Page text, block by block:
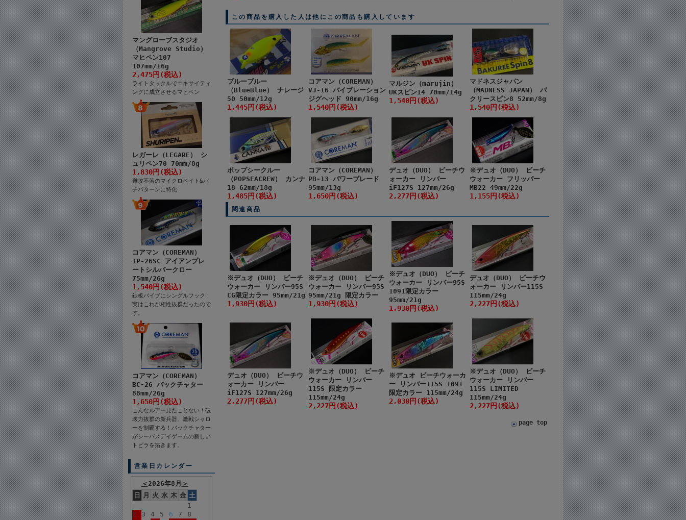
マングローブスタジオ
（Mangrove Studio）
マヒペン107
107mm/16g
2,475円(税込)
ライトタックルでエキサイティ
ングに成立させるマヒペン
レガーレ（LEGARE） シ
ュリペン70 70mm/8g
1,830円(税込)
難攻不落のマイクロベイト&バ
チパターンに特化
コアマン（COREMAN）
IP-26SC アイアンプレ
ートシルバークロー
75mm/26g
1,540円(税込)
鉄板バイブにシングルフック！
実はこれが相性抜群だったので
す。
コアマン（COREMAN）
BC-26 バックチャター
88mm/26g
1,650円(税込)
こんなルアー見たことない！破
壊力抜群の新兵器。激戦シャロ
ーを制覇する！バックチャター
がシーバスデイゲームの新しい
トビラを拓きます。
営業日カレンダー
＜ 2026年8月 ＞
日
月 火 水 木 金 土
1
2
3 4 5 6 7
8
この商品を購入した人は他にこの商品も購入しています
ブルーブルー
（BlueBlue） ナレージ
50 50mm/12g
1,445円(税込)
コアマン（COREMAN）
VJ-16 バイブレーション
ジグヘッド 90mm/16g
1,540円(税込)
マルジン（marujin）
UKスピン14 70mm/14g
1,540円(税込)
マドネスジャパン
（MADNESS JAPAN） バ
クリースピン8 52mm/8g
1,540円(税込)
ポップシークルー
（POPSEACREW） カンナ
18 62mm/18g
1,485円(税込)
コアマン（COREMAN）
PB-13 パワーブレード
95mm/13g
1,650円(税込)
デュオ（DUO） ビーチウ
ォーカー リンバー
iF127S 127mm/26g
2,277円(税込)
※デュオ（DUO） ビーチ
ウォーカー フリッパー
MB22 49mm/22g
1,155円(税込)
関連商品
※デュオ（DUO） ビーチ
ウォーカー リンバー95S
CG限定カラー 95mm/21g
1,930円(税込)
※デュオ（DUO） ビーチ
ウォーカー リンバー95S
95mm/21g 限定カラー
1,930円(税込)
※デュオ（DUO） ビーチ
ウォーカー リンバー95S
1091限定カラー
95mm/21g
1,930円(税込)
デュオ（DUO） ビーチウ
ォーカー リンバー115S
115mm/24g
2,227円(税込)
デュオ（DUO） ビーチウ
ォーカー リンバー
iF127S 127mm/26g
2,277円(税込)
※デュオ（DUO） ビーチ
ウォーカー リンバー
115S 限定カラー
115mm/24g
2,227円(税込)
※デュオ ビーチウォーカ
ー リンバー115S 1091
限定カラー 115mm/24g
2,030円(税込)
※デュオ（DUO） ビーチ
ウォーカー リンバー
115S LIMITED
115mm/24g
2,227円(税込)
page top